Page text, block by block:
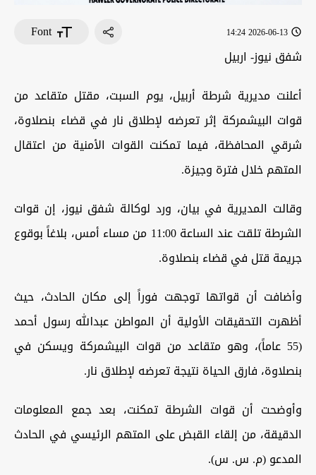
2026-06-13 14:24
Font
شفق نيوز- اربيل
أعلنت مديرية شرطة أربيل، يوم السبت، مقتل متقاعد من
قوات البيشمركة إثر تعرضه لإطلاق نار في قضاء بنصلاوة،
شرقي المحافظة، فيما تمكنت القوات الأمنية من اعتقال
المتهم خلال فترة وجيزة.
وقالت المديرية في بيان، ورد لوكالة شفق نيوز، إن قوات
الشرطة تلقت عند الساعة 11:00 من مساء أمس، بلاغاً بوقوع
جريمة قتل في قضاء بنصلاوة.
وأضافت أن قواتها توجهت فوراً إلى مكان الحادث، حيث
أظهرت التحقيقات الأولية أن المواطن عبدالله رسول أحمد
(55 عاماً)، وهو متقاعد من قوات البيشمركة ويسكن في
بنصلاوة، فارق الحياة نتيجة تعرضه لإطلاق نار.
وأوضحت أن قوات الشرطة تمكنت، بعد جمع المعلومات
الدقيقة، من إلقاء القبض على المتهم الرئيسي في الحادث
المدعو (م. س. س).